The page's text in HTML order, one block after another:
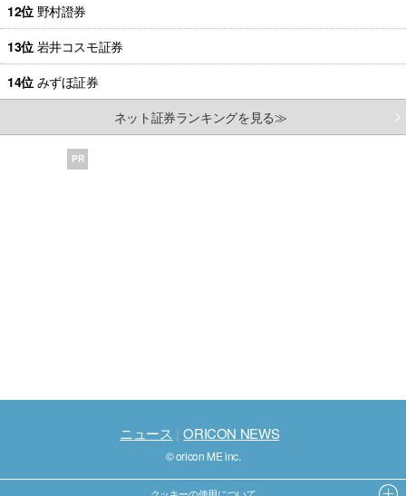
12位 野村證券
13位 岩井コスモ証券
14位 みずほ証券
ネット証券ランキングを見る≫
PR
ニュース ORICON NEWS
© oricon ME inc.